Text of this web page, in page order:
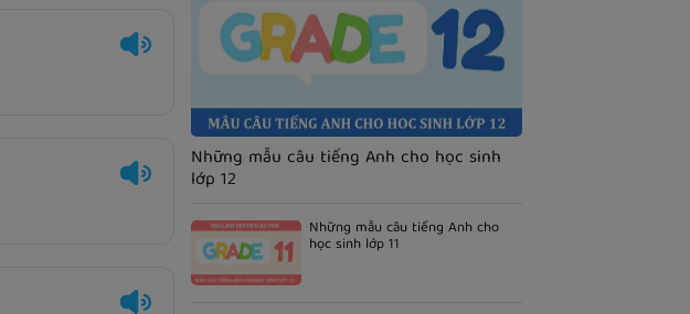
Những mẫu câu tiếng Anh cho học sinh
lớp 12
Những mẫu câu tiếng Anh cho
học sinh lớp 11